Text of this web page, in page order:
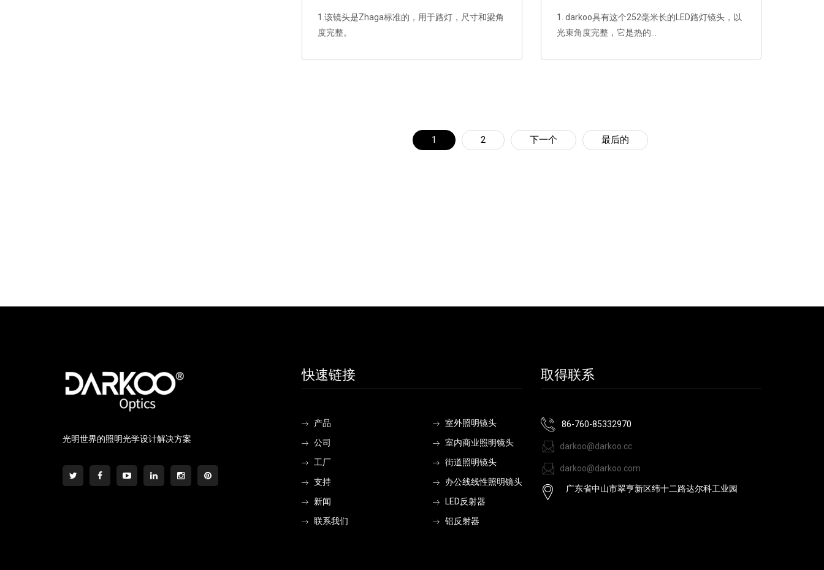
1.该镜头是Zhaga标准的，用于路灯，尺寸和梁角
度完整。
1. darkoo具有这个252毫米长的LED路灯镜头，以
光束角度完整，它是热的...
1 2 下一个 最后的
光明世界的照明光学设计解决方案
快速链接
产品
公司
工厂
支持
新闻
联系我们
室外照明镜头
室内商业照明镜头
街道照明镜头
办公线线性照明镜头
LED反射器
铝反射器
取得联系
86-760-85332970
darkoo@darkoo.cc
darkoo@darkoo.com
广东省中山市翠亨新区纬十二路达尔科工业园